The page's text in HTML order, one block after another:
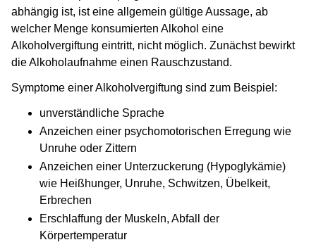
abhängig ist, ist eine allgemein gültige Aussage, ab
welcher Menge konsumierten Alkohol eine
Alkoholvergiftung eintritt, nicht möglich. Zunächst bewirkt
die Alkoholaufnahme einen Rauschzustand.
Symptome einer Alkoholvergiftung sind zum Beispiel:
unverständliche Sprache
Anzeichen einer psychomotorischen Erregung wie
Unruhe oder Zittern
Anzeichen einer Unterzuckerung (Hypoglykämie)
wie Heißhunger, Unruhe, Schwitzen, Übelkeit,
Erbrechen
Erschlaffung der Muskeln, Abfall der
Körpertemperatur